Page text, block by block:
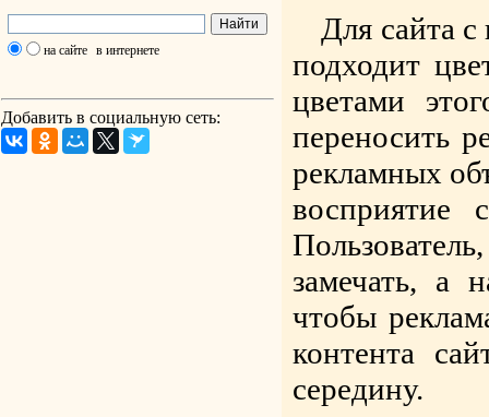
на сайте в интернете
Добавить в социальную сеть:
Для сайта
подходит
цветами
переносить
рекламных
восприятие
замечать, а
чтобы
контента
середину.